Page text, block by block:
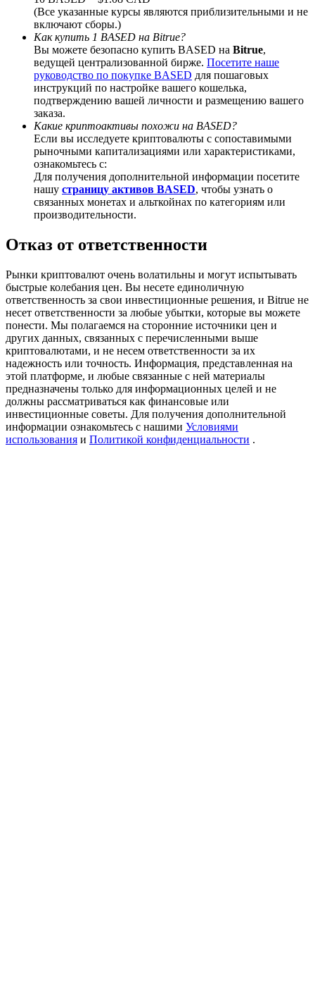
BTC Welcome Rewards
Deposit & Trade BTC to Share 25000 USDT prize pool!
Deposit CASHCAT & Win
Share 500000 CASHCAT prize pool
Precious Metals Trading Carnival
Trade Gold & Silver · 33,333 USDT Bonus
USDT New User Exclusive 10% APR
USDT Flexible Staking | Daily Rewards
(Все указанные курсы являются приблизительными и не
включают сборы.)
Как купить 1 BASED на Bitrue?
Вы можете безопасно купить BASED на Bitrue,
ведущей централизованной бирже. Посетите наше
руководство по покупке BASED для пошаговых
инструкций по настройке вашего кошелька,
подтверждению вашей личности и размещению вашего
заказа.
Какие криптоактивы похожи на BASED?
Если вы исследуете криптовалюты с сопоставимыми
рыночными капитализациями или характеристиками,
ознакомьтесь с:
Для получения дополнительной информации посетите
нашу страницу активов BASED, чтобы узнать о
связанных монетах и альткойнах по категориям или
производительности.
Отказ от ответственности
Рынки криптовалют очень волатильны и могут испытывать
быстрые колебания цен. Вы несете единоличную
ответственность за свои инвестиционные решения, и Bitrue не
несет ответственности за любые убытки, которые вы можете
понести. Мы полагаемся на сторонние источники цен и
других данных, связанных с перечисленными выше
криптовалютами, и не несем ответственности за их
надежность или точность. Информация, представленная на
этой платформе, и любые связанные с ней материалы
предназначены только для информационных целей и не
должны рассматриваться как финансовые или
инвестиционные советы. Для получения дополнительной
информации ознакомьтесь с нашими Условиями
использования и Политикой конфиденциальности .